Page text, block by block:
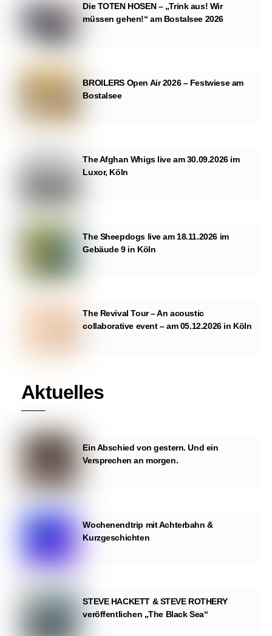
Die TOTEN HOSEN – „Trink aus! Wir
müssen gehen!“ am Bostalsee 2026
BROILERS Open Air 2026 – Festwiese am
Bostalsee
The Afghan Whigs live am 30.09.2026 im
Luxor, Köln
The Sheepdogs live am 18.11.2026 im
Gebäude 9 in Köln
The Revival Tour – An acoustic
collaborative event – am 05.12.2026 in Köln
Aktuelles
Ein Abschied von gestern. Und ein
Versprechen an morgen.
Wochenendtrip mit Achterbahn &
Kurzgeschichten
STEVE HACKETT & STEVE ROTHERY
veröffentlichen „The Black Sea“